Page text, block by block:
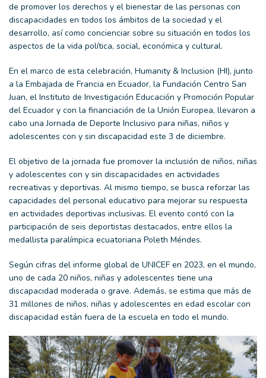
de promover los derechos y el bienestar de las personas con
discapacidades en todos los ámbitos de la sociedad y el
desarrollo, así como concienciar sobre su situación en todos los
aspectos de la vida política, social, económica y cultural.
En el marco de esta celebración, Humanity & Inclusion (HI), junto
a la Embajada de Francia en Ecuador, la Fundación Centro San
Juan, el Instituto de Investigación Educación y Promoción Popular
del Ecuador y con la financiación de la Unión Europea, llevaron a
cabo una Jornada de Deporte Inclusivo para niñas, niños y
adolescentes con y sin discapacidad este 3 de diciembre.
El objetivo de la jornada fue promover la inclusión de niños, niñas
y adolescentes con y sin discapacidades en actividades
recreativas y deportivas. Al mismo tiempo, se busca reforzar las
capacidades del personal educativo para mejorar su respuesta
en actividades deportivas inclusivas. El evento contó con la
participación de seis deportistas destacados, entre ellos la
medallista paralímpica ecuatoriana Poleth Méndes.
Según cifras del informe global de UNICEF en 2023, en el mundo,
uno de cada 20 niños, niñas y adolescentes tiene una
discapacidad moderada o grave. Además, se estima que más de
31 millones de niños, niñas y adolescentes en edad escolar con
discapacidad están fuera de la escuela en todo el mundo.